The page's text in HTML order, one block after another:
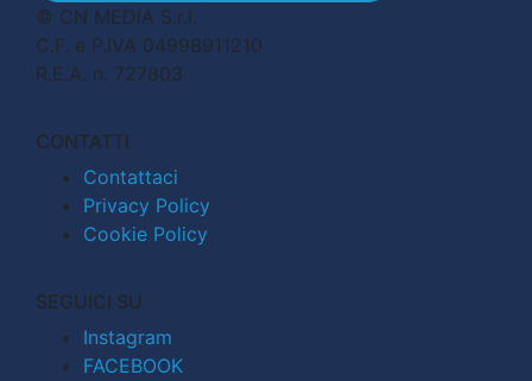
© CN MEDIA S.r.l.
C.F. e P.IVA 04998911210
R.E.A. n. 727803
CONTATTI
Contattaci
Privacy Policy
Cookie Policy
SEGUICI SU
Instagram
FACEBOOK